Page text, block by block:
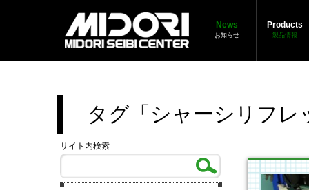
News
お知らせ
Products
製品情報
タグ「シャーシリフレ
サイト内検索